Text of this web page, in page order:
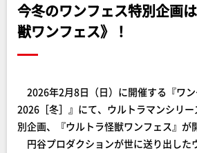
今冬のワンフェス特別企画
獣ワンフェス》！
2026年2月8日（日）に開催する『ワ
2026［冬］』にて、ウルトラマンシリ
別企画、『ウルトラ怪獣ワンフェス』が
円谷プロダクションが世に送り出した